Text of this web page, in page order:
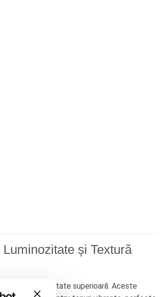
și Textură
de calitate superioară. Aceste